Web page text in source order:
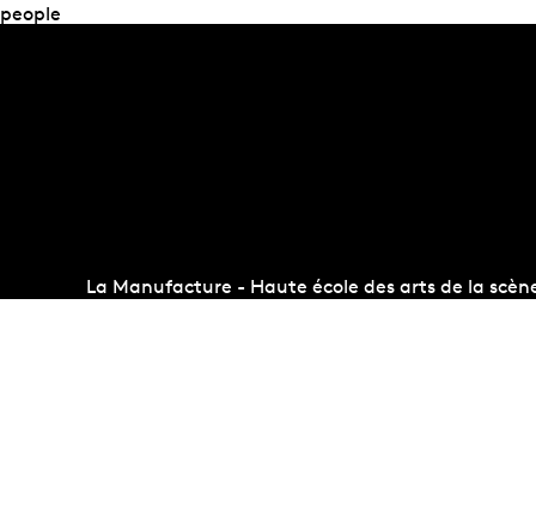
people
La Manufacture - Haute école des arts de la